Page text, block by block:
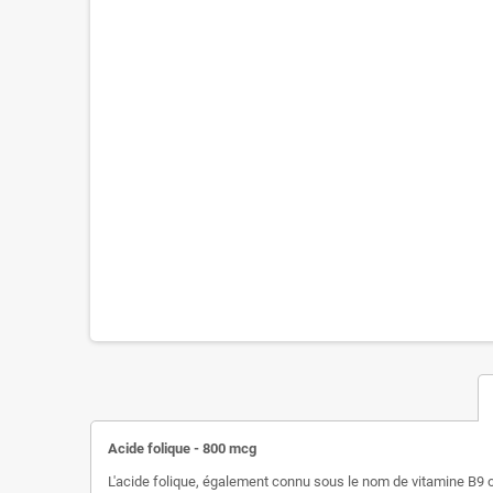
Acide folique - 800 mcg
L'acide folique, également connu sous le nom de vitamine